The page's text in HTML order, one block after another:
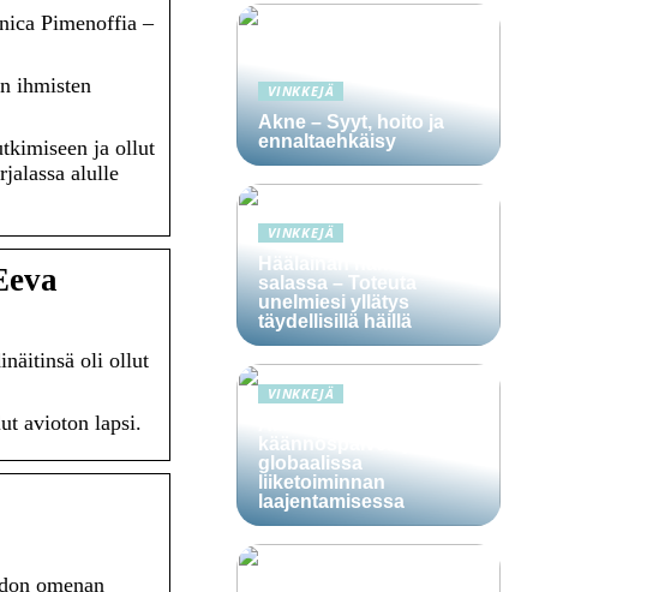
Pimenoffia –
ihmisten
ja ollut
alulle
oli ollut
avioton lapsi.
omenan
VINKKEJÄ
Akne – Syyt, hoito ja
ennaltaehkäisy
VINKKEJÄ
Häälainan hakeminen
salassa – Toteuta
unelmiesi yllätys
täydellisillä häillä
VINKKEJÄ
käännöspalvelujen rooli
globaalissa
liiketoiminnan
laajentamisessa